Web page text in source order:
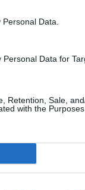
Data.
Data for
Retention, Sale,
with the